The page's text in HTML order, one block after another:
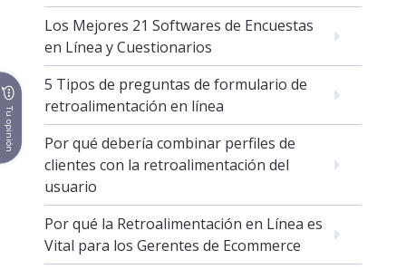
Los Mejores 21 Softwares de Encuestas
en Línea y Cuestionarios
5 Tipos de preguntas de formulario de
retroalimentación en línea
Por qué debería combinar perfiles de
clientes con la retroalimentación del
usuario
Por qué la Retroalimentación en Línea es
Vital para los Gerentes de Ecommerce
Tu opinión